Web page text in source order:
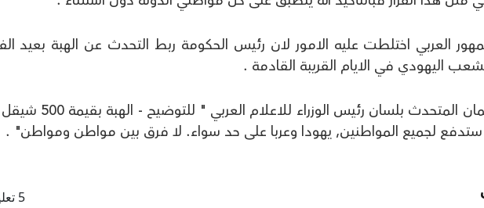
العربي اختلطت عليه الامور لان رئيس الحكومة ربط التحدث عن الهبة بعيد
اليهودي في الايام القريبة القادمة .
وأوضح أوفير جندلمان المتحدث بلسان رئيس الوزراء
لجميع المواطنين, يهودا وعربا على حد سواء. لا فرق بين مواطن ومواطن" .
5 تعليقات